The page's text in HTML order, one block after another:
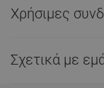
Χρήσιμες
Σχετικά με